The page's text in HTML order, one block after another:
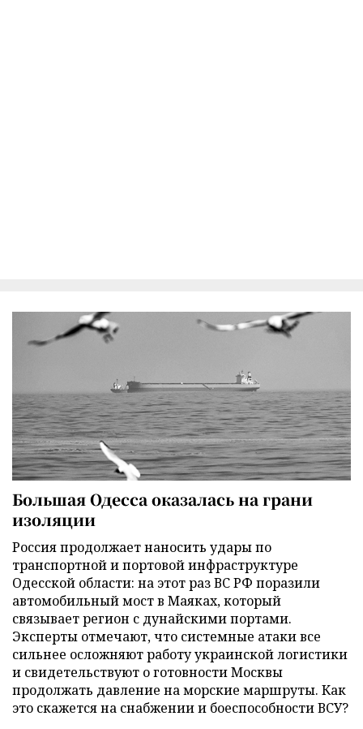
Большая Одесса оказалась на грани
изоляции
Россия продолжает наносить удары по
транспортной и портовой инфраструктуре
Одесской области: на этот раз ВС РФ поразили
автомобильный мост в Маяках, который
связывает регион с дунайскими портами.
Эксперты отмечают, что системные атаки все
сильнее осложняют работу украинской логистики
и свидетельствуют о готовности Москвы
продолжать давление на морские маршруты. Как
это скажется на снабжении и боеспособности ВСУ?